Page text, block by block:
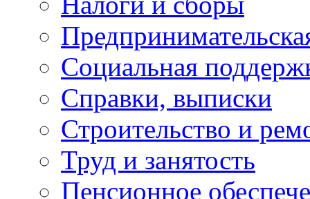
Социальная
Справки, выписки
Строительство и
Труд и занятость
Пенсионное